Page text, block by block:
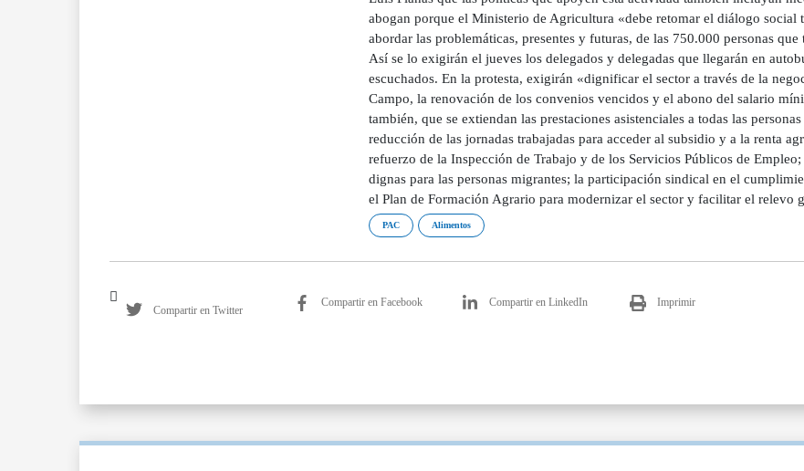
abogan porque el Ministerio de Agricultura «debe retomar el diálogo
abordar las problemáticas, presentes y futuras, de las 750.000 personas
Así se lo exigirán el jueves los delegados y delegadas que llegarán en
escuchados. En la protesta, exigirán «dignificar el sector a través de la
Campo, la renovación de los convenios vencidos y el abono del salario
también, que se extiendan las prestaciones asistenciales a todas las
reducción de las jornadas trabajadas para acceder al subsidio y a la renta
refuerzo de la Inspección de Trabajo y de los Servicios Públicos de
dignas para las personas migrantes; la participación sindical en el
el Plan de Formación Agrario para modernizar el sector y facilitar el relevo
PAC Alimentos
Compartir en Twitter
Compartir en Facebook Compartir en LinkedIn Imprimir